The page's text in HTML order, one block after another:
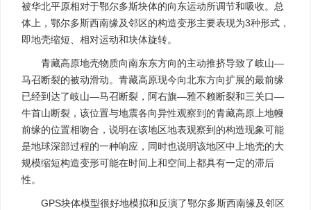
被华北平原相对于鄂尔多斯块体的向东运动所调节和吸收。总
体上，鄂尔多斯西南缘及邻区的构造变形主要表现为3种形式，
即地壳缩短、相对运动和块体旋转。
青藏高原地壳物质向南东东方向的主动推挤导致了岐山—
马召断裂的被动滑动。青藏高原现今向北东方向扩展的最前缘
已经到达了岐山—马召断裂，阿右旗—雅不赖断裂和三关口—
牛首山断裂，该位置与地震各向异性观察到的青藏高原上地幔
前缘的位置相吻合，说明在该地区地表观察到的构造现象可能
是地球深部过程的一种响应，同时也说明该地区中上地壳的大
规模缩短构造变形可能在时间上和空间上都具有一定的滞后
性。
GPS块体模型很好地模拟和反演了鄂尔多斯西南缘及邻区